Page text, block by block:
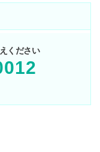
ください